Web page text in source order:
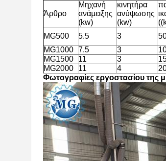
Άρθρο
Μηχανή
ανάμειξης
(kw)
κινητήρα
ανύψωσης
(kw)
MG500
5.5 3
MG1000 7.5 3
MG1500
11 3
MG2000
11 4
Φωτογραφίες εργοστασίου της